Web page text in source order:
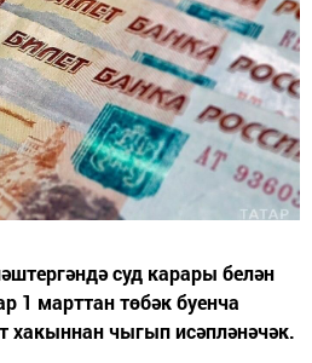
суд карары белән
1 марттан төбәк буенча
хакыннан чыгып исәпләнәчәк.